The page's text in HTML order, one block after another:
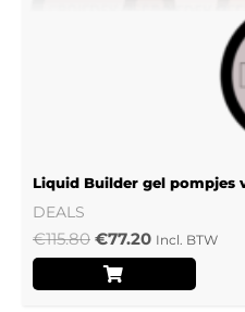
Liquid Builder gel pompjes
DEALS
€115.80 €77.20 Incl. BTW